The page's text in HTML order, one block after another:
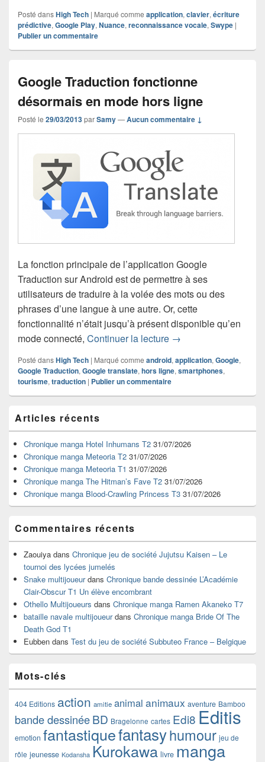
Posté dansHigh Tech | Marqué comme application, clavier, écriture
prédictive, Google Play, Nuance, reconnaissance vocale, Swype |
Publier un commentaire
Google Traduction fonctionne
désormais en mode hors ligne
Posté le 29/03/2013parSamy—Aucun commentaire ↓
La fonction principale de l’application Google
Traduction sur Android est de permettre à ses
utilisateurs de traduire à la volée des mots ou des
phrases d’une langue à une autre. Or, cette
fonctionnalité n’était jusqu’à présent disponible qu’en
mode connecté, Continuer la lecture Google Traduction
→
Posté dansHigh Tech | Marqué comme android, application, Google,
Google Traduction, Google translate, hors ligne, smartphones,
tourisme, traduction | Publier un commentaire
principale
de
widget
pour
barre
latérale
Articles récents
Chronique manga Hotel Inhumans T2 31/07/2026
Chronique manga Meteoria T2 31/07/2026
Chronique manga Meteoria T1 31/07/2026
Chronique manga The Hitman’s Fave T2 31/07/2026
Chronique manga Blood-Crawling Princess T3 31/07/2026
Commentaires récents
Zaouiya dans Chronique jeu de société Jujutsu Kaisen – Le
tournoi des lycées jumelés
Snake multijoueurdans Chronique bande dessinée L’Académie
Clair-Obscur T1 Un élève encombrant
Othello Multijoueurs dans Chronique manga Ramen Akaneko T7
bataille navale multijoueurdans Chronique manga Bride Of The
Death God T1
Eubben dans Test du jeu de société Subbuteo France – Belgique
Mots-clés
404 Editions action amitie animal animaux aventure Bamboo
bande dessinéeBD Bragelonne cartes Edi8 Editis
emotion fantastiquefantasyhumour jeu de
rôle jeunesse Kodansha Kurokawa livre manga